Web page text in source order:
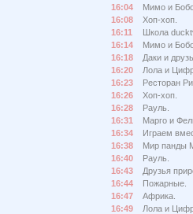
16:04
Мимо и
16:08
Хоп-хоп.
16:11
Школа
16:14
Мимо и
16:18
Даки и
16:20
Лола и
16:23
Ресторан
16:26
Хоп-хоп.
16:28
Рауль.
16:31
Марго и
16:34
Играем
16:38
Мир панды
16:40
Рауль.
16:43
Друзья
16:44
Пожарные.
16:47
Африка.
16:49
Лола и